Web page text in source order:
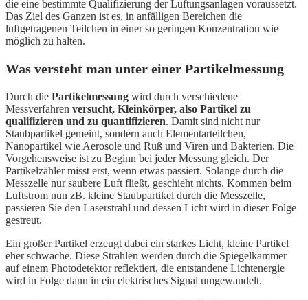
die eine bestimmte Qualifizierung der Lüftungsanlagen voraussetzt.
Das Ziel des Ganzen ist es, in anfälligen Bereichen die
luftgetragenen Teilchen in einer so geringen Konzentration wie
möglich zu halten.
Was versteht man unter einer Partikelmessung
Durch die Partikelmessung wird durch verschiedene
Messverfahren versucht, Kleinkörper, also Partikel zu
qualifizieren und zu quantifizieren. Damit sind nicht nur
Staubpartikel gemeint, sondern auch Elementarteilchen,
Nanopartikel wie Aerosole und Ruß und Viren und Bakterien. Die
Vorgehensweise ist zu Beginn bei jeder Messung gleich. Der
Partikelzähler misst erst, wenn etwas passiert. Solange durch die
Messzelle nur saubere Luft fließt, geschieht nichts. Kommen beim
Luftstrom nun zB. kleine Staubpartikel durch die Messzelle,
passieren Sie den Laserstrahl und dessen Licht wird in dieser Folge
gestreut.
Ein großer Partikel erzeugt dabei ein starkes Licht, kleine Partikel
eher schwache. Diese Strahlen werden durch die Spiegelkammer
auf einem Photodetektor reflektiert, die entstandene Lichtenergie
wird in Folge dann in ein elektrisches Signal umgewandelt.